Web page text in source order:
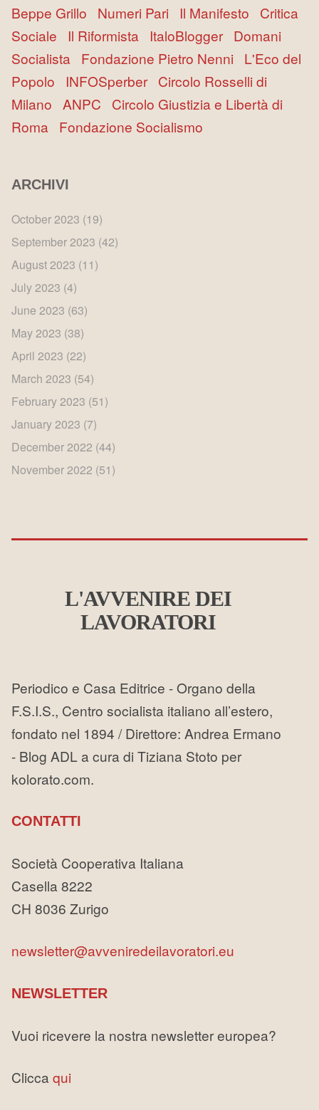
Beppe Grillo Numeri Pari Il Manifesto Critica
Sociale Il Riformista ItaloBlogger Domani
Socialista Fondazione Pietro Nenni L'Eco del
Popolo INFOSperber Circolo Rosselli di
Milano ANPC Circolo Giustizia e Libertà di
Roma Fondazione Socialismo
ARCHIVI
October 2023 (19)
September 2023 (42)
August 2023 (11)
July 2023 (4)
June 2023 (63)
May 2023 (38)
April 2023 (22)
March 2023 (54)
February 2023 (51)
January 2023 (7)
December 2022 (44)
November 2022 (51)
L'AVVENIRE DEI
LAVORATORI
Periodico e Casa Editrice - Organo della
F.S.I.S., Centro socialista italiano all’estero,
fondato nel 1894 / Direttore: Andrea Ermano
- Blog ADL a cura di Tiziana Stoto per
kolorato.com.
CONTATTI
Società Cooperativa Italiana
Casella 8222
CH 8036 Zurigo
newsletter@avveniredeilavoratori.eu
NEWSLETTER
Vuoi ricevere la nostra newsletter europea?
Clicca qui